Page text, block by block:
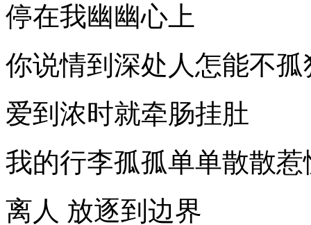
停在我幽幽心上
你说情到深处人怎能不孤
爱到浓时就牵肠挂肚
我的行李孤孤单单散散惹
离人 放逐到边界